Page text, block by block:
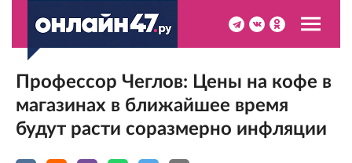
Профессор Чеглов: Цены на кофе в
магазинах в ближайшее время
будут расти соразмерно инфляции